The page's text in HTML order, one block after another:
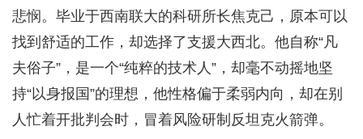
悲悯。毕业于西南联大的科研所长焦克己，原本可以
找到舒适的工作，却选择了支援大西北。他自称“凡
夫俗子”，是一个“纯粹的技术人”，却毫不动摇地坚
持“以身报国”的理想，他性格偏于柔弱内向，却在别
人忙着开批判会时，冒着风险研制反坦克火箭弹。